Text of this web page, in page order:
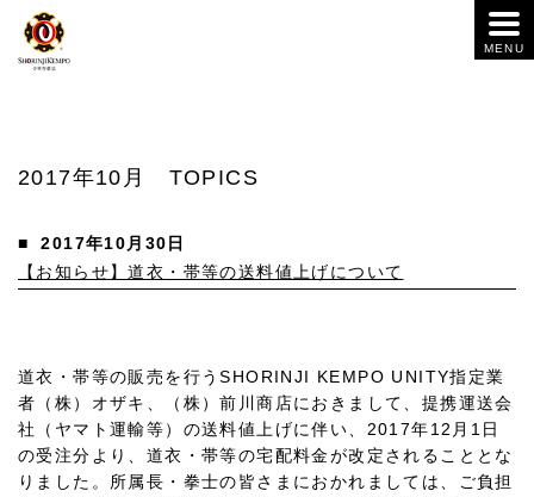
2017年10月 TOPICS
■
2017年10月30日
【お知らせ】道衣・帯等の送料値上げについて
道衣・帯等の販売を行うSHORINJI KEMPO UNITY指定業
者（株）オザキ、（株）前川商店におきまして、提携運送会
社（ヤマト運輸等）の送料値上げに伴い、2017年12月1日
の受注分より、道衣・帯等の宅配料金が改定されることとな
りました。所属長・拳士の皆さまにおかれましては、ご負担